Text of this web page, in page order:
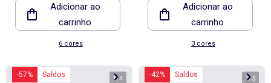
Adicionar ao
carrinho
6 cores
Adicionar ao
carrinho
3 cores
-57% Saldos 1/4 -42% Saldos 1/3